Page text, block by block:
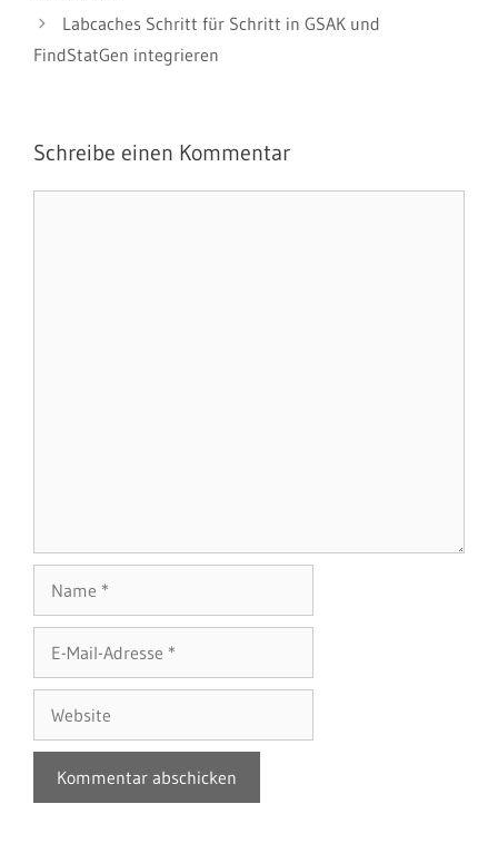
Labcaches Schritt für Schritt in GSAK und
FindStatGen integrieren
Schreibe einen Kommentar
Mail-
Adresse